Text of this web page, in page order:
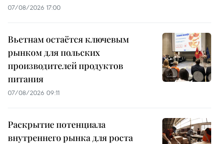
07/08/2026 17:00
Вьетнам остаётся ключевым
рынком для польских
производителей продуктов
питания
07/08/2026 09:11
Раскрытие потенциала
внутреннего рынка для роста